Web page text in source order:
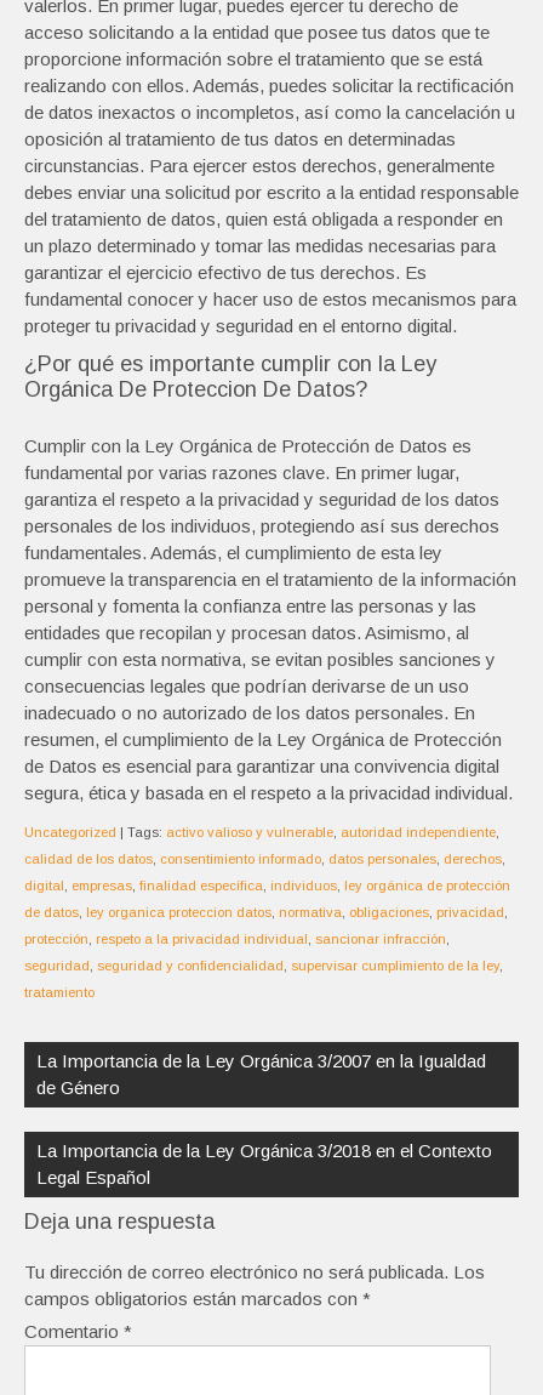
valerlos. En primer lugar, puedes ejercer tu derecho de
acceso solicitando a la entidad que posee tus datos que te
proporcione información sobre el tratamiento que se está
realizando con ellos. Además, puedes solicitar la rectificación
de datos inexactos o incompletos, así como la cancelación u
oposición al tratamiento de tus datos en determinadas
circunstancias. Para ejercer estos derechos, generalmente
debes enviar una solicitud por escrito a la entidad responsable
del tratamiento de datos, quien está obligada a responder en
un plazo determinado y tomar las medidas necesarias para
garantizar el ejercicio efectivo de tus derechos. Es
fundamental conocer y hacer uso de estos mecanismos para
proteger tu privacidad y seguridad en el entorno digital.
¿Por qué es importante cumplir con la Ley
Orgánica De Proteccion De Datos?
Cumplir con la Ley Orgánica de Protección de Datos es
fundamental por varias razones clave. En primer lugar,
garantiza el respeto a la privacidad y seguridad de los datos
personales de los individuos, protegiendo así sus derechos
fundamentales. Además, el cumplimiento de esta ley
promueve la transparencia en el tratamiento de la información
personal y fomenta la confianza entre las personas y las
entidades que recopilan y procesan datos. Asimismo, al
cumplir con esta normativa, se evitan posibles sanciones y
consecuencias legales que podrían derivarse de un uso
inadecuado o no autorizado de los datos personales. En
resumen, el cumplimiento de la Ley Orgánica de Protección
de Datos es esencial para garantizar una convivencia digital
segura, ética y basada en el respeto a la privacidad individual.
Uncategorized | Tags: activo valioso y vulnerable autoridad independiente
calidad de los datos consentimiento informado datos personales derechos
digital
empresas finalidad específica individuos ley orgánica de protección
de datos ley organica proteccion datos normativa obligaciones privacidad
protección
respeto a la privacidad individual sancionar infracción
seguridad
seguridad y confidencialidad supervisar cumplimiento de la ley,
tratamiento
de
entradas
La Importancia de la Ley Orgánica 3/2007 en la Igualdad
de Género
La Importancia de la Ley Orgánica 3/2018 en el Contexto
Legal Español
Deja una respuesta
Tu dirección de correo electrónico no será publicada. Los
campos obligatorios están marcados con *
Comentario *